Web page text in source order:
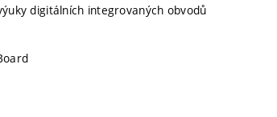
digitálních integrovaných obvodů